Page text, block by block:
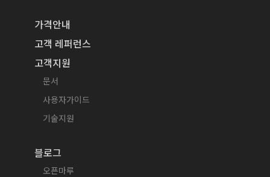
가격안내
고객 레퍼런스
고객지원
문서
사용자가이드
기술지원
블로그
오픈마루